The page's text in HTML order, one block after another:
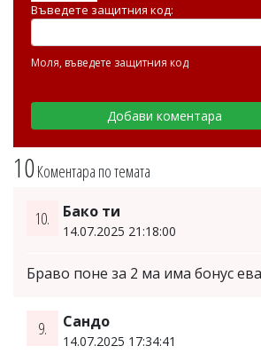
10Коментара по темата
10. Бако ти
14.07.2025 21:18:00
Браво поне за 2 ма има бонус
9. Сандо
14.07.2025 17:34:41
Въведете защитния код:
Моля, въведете защитния код